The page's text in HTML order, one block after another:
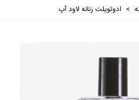
> ادوتویلت زنانه لاود آپ